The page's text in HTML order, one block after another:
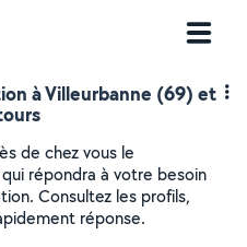
à Villeurbanne (69) et
de chez vous le
répondra à votre besoin
Consultez les profils,
réponse.